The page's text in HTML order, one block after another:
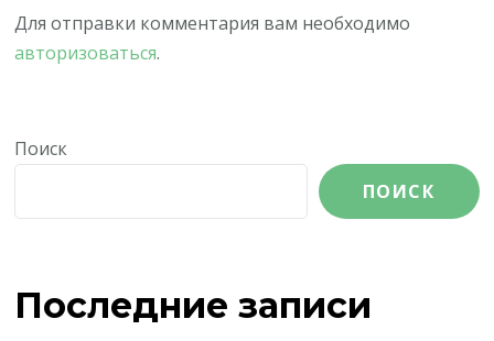
Для отправки комментария вам необходимо
авторизоваться.
Поиск
ПОИСК
Последние записи